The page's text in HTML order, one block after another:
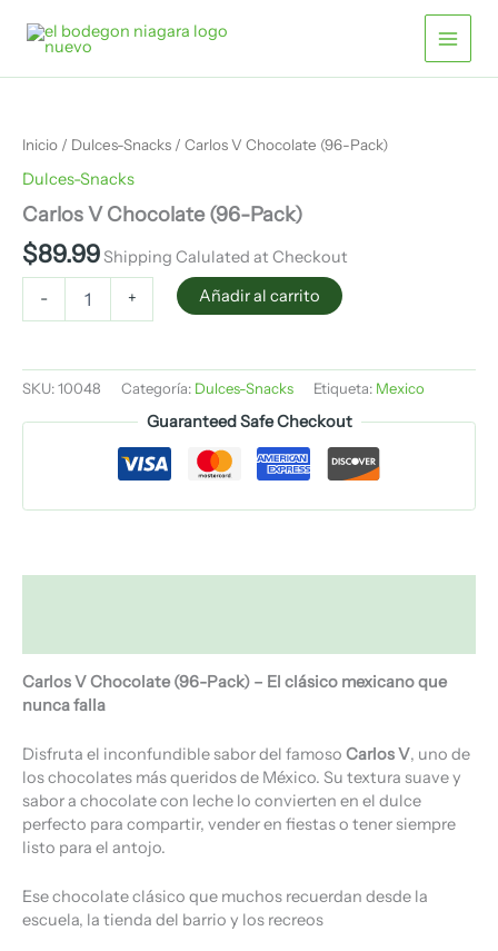
contenido
Inicio / Dulces-Snacks / Carlos V Chocolate (96-Pack)
Dulces-Snacks
Carlos V Chocolate (96-Pack)
$89.99 Shipping Calulated at Checkout
-
(96-
Pack)
+ Añadir al carrito
SKU:10048 Categoría: Dulces-Snacks Etiqueta: Mexico
Guaranteed Safe Checkout
Carlos V Chocolate (96-Pack) – El clásico mexicano que
nunca falla
Disfruta el inconfundible sabor del famoso Carlos V, uno de
los chocolates más queridos de México. Su textura suave y
sabor a chocolate con leche lo convierten en el dulce
perfecto para compartir, vender en fiestas o tener siempre
listo para el antojo.
Ese chocolate clásico que muchos recuerdan desde la
escuela, la tienda del barrio y los recreos
cantidad